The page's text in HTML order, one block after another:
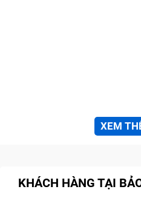
XEM
KHÁCH HÀNG TẠI